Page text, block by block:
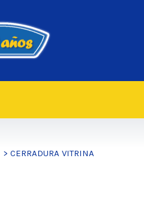
> CERRADURA VITRINA